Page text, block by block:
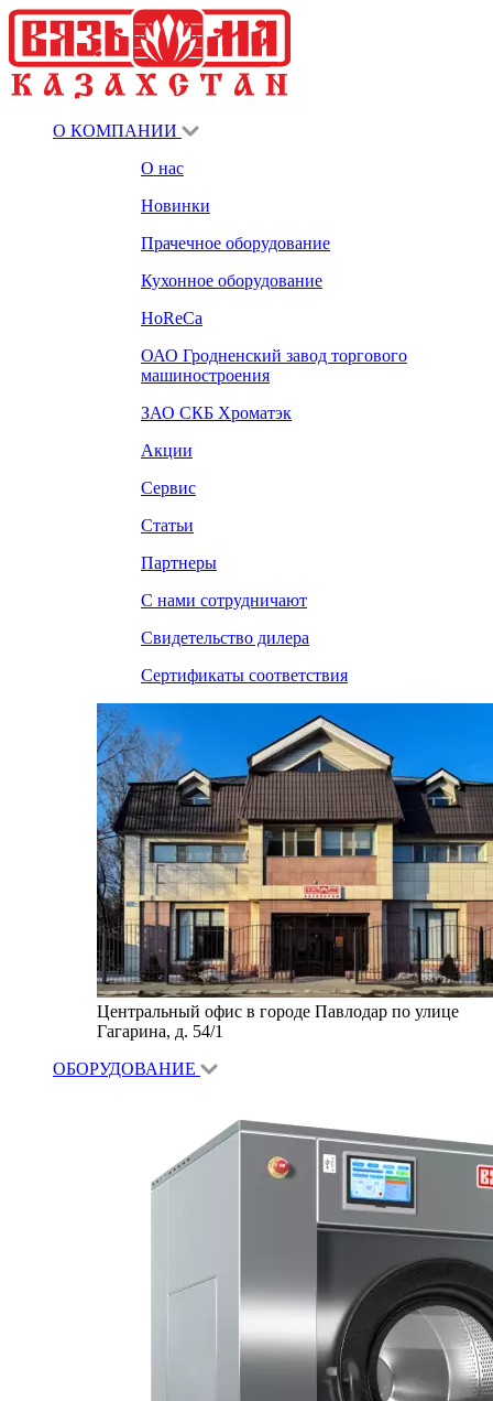
О КОМПАНИИ
О нас
Новинки
Прачечное оборудование
Кухонное оборудование
HoReCa
ОАО Гродненский завод торгового
машиностроения
ЗАО СКБ Хроматэк
Акции
Сервис
Статьи
Партнеры
С нами сотрудничают
Свидетельство дилера
Сертификаты соответствия
Центральный офис в городе Павлодар по улице
Гагарина, д. 54/1
ОБОРУДОВАНИЕ